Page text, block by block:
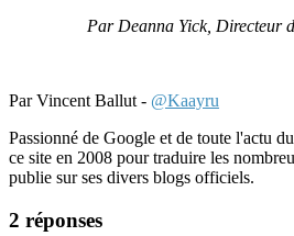
Par Deanna Yick, Directeur
Par Vincent Ballut - @Kaayru
Passionné de Google et de toute l'actu
ce site en 2008 pour traduire les
publie sur ses divers blogs officiels.
2 réponses